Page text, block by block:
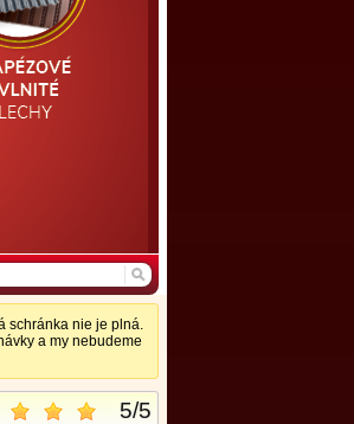
schránka nie je plná.
a my nebudeme
5/5